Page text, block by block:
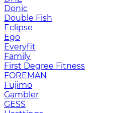
Donic
Double Fish
Eclipse
Ego
Everyfit
Family
First Degree Fitness
FOREMAN
Fujimo
Gambler
GESS